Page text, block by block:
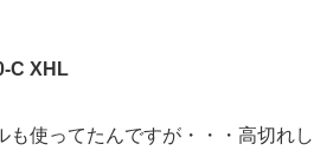
C XHL
も使ってたんですが・・・高切れし